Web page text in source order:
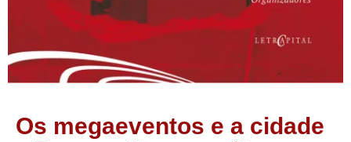
Os megaeventos e a cidade